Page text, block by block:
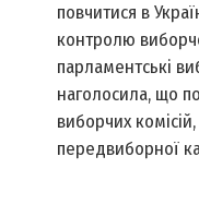
повчитися в
контролю
парламентські
наголосила, що
виборчих
передвиборної